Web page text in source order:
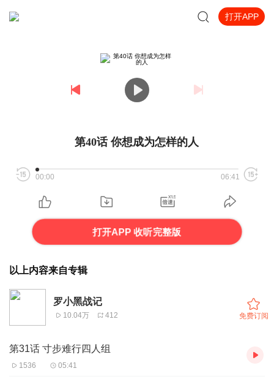
打开APP
第40话 你想成为怎样的人
00:00 06:41
打开APP 收听完整版
以上内容来自专辑
罗小黑战记
10.04万 412 免费订阅
第31话 寸步难行四人组
1536 05:41